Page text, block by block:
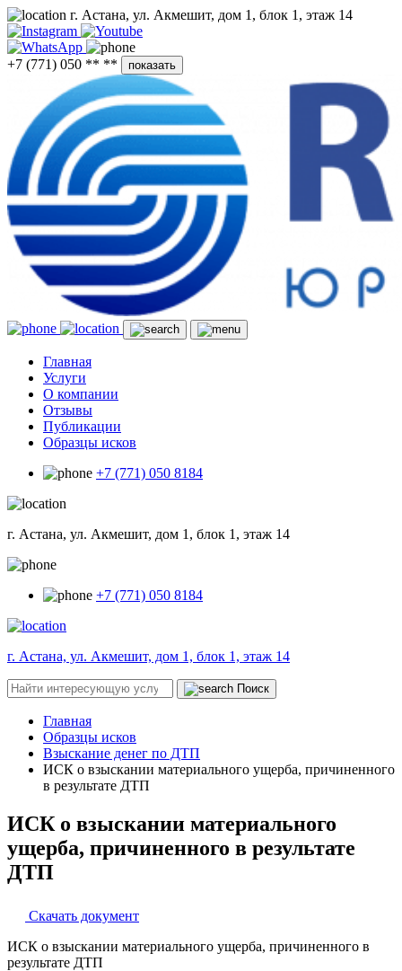
г. Астана, ул. Акмешит, дом 1, блок 1, этаж 14
+7 (771) 050 ** ** показать
Главная
Услуги
О компании
Отзывы
Публикации
Образцы исков
+7 (771) 050 8184
г. Астана, ул. Акмешит, дом 1, блок 1, этаж 14
+7 (771) 050 8184
г. Астана, ул. Акмешит, дом 1, блок 1, этаж 14
Поиск
Главная
Образцы исков
Взыскание денег по ДТП
ИСК о взыскании материального ущерба, причиненного
в результате ДТП
ИСК о взыскании материального
ущерба, причиненного в результате
ДТП
Скачать документ
ИСК о взыскании материального ущерба, причиненного в
результате ДТП